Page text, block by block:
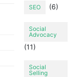
SEO (6)
Social
Advocacy
(11)
Social
Selling